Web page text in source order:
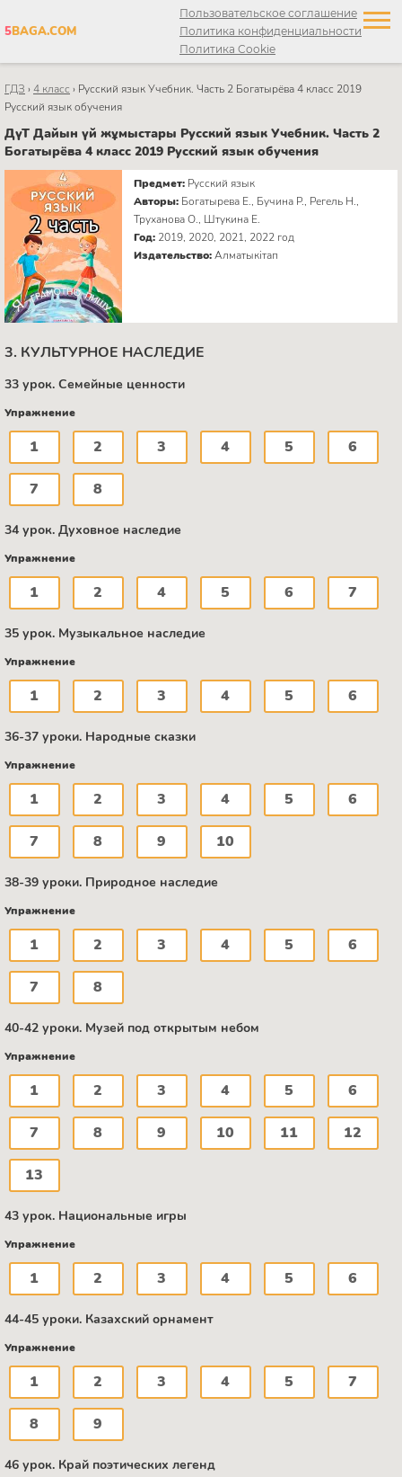
5BAGA.COM
Пользовательское соглашение
Политика конфиденциальности
Политика Cookie
ГДЗ ›4 класс › Русский язык Учебник. Часть 2 Богатырёва 4 класс 2019
Русский язык обучения
ДүТ Дайын үй жұмыстары Русский язык Учебник. Часть 2
Богатырёва 4 класс 2019 Русский язык обучения
Предмет: Русский язык
Авторы: Богатырева Е., Бучина Р., Регель Н.,
Труханова О., Штукина Е.
Год: 2019, 2020, 2021, 2022 год
Издательство:Алматыкітап
3. КУЛЬТУРНОЕ НАСЛЕДИЕ
33 урок. Семейные ценности
Упражнение
1 2 3 4 5 6
7 8
34 урок. Духовное наследие
Упражнение
1 2 4 5 6 7
35 урок. Музыкальное наследие
Упражнение
1 2 3 4 5 6
36-37 уроки. Народные сказки
Упражнение
1 2 3 4 5 6
7 8 9 10
38-39 уроки. Природное наследие
Упражнение
1 2 3 4 5 6
7 8
40-42 уроки. Музей под открытым небом
Упражнение
1 2 3 4 5 6
7 8 9 10 11 12
13
43 урок. Национальные игры
Упражнение
1 2 3 4 5 6
44-45 уроки. Казахский орнамент
Упражнение
1 2 3 4 5 7
8 9
46 урок. Край поэтических легенд